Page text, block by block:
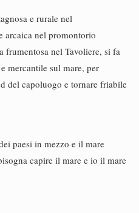
e rurale nel
arcaica nel promontorio
frumentosa nel Tavoliere, si fa
mercantile sul mare, per
del capoluogo e tornare friabile
paesi in mezzo e il mare
capire il mare e io il mare